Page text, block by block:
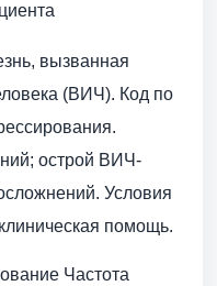
вызванная
(ВИЧ). Код по
острой ВИЧ-
Условия
помощь.
Частота